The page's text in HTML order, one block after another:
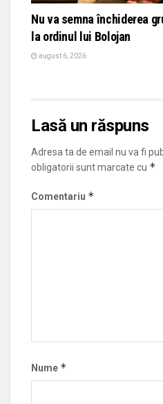
Nu va semna închiderea
la ordinul lui Bolojan
august 6, 2026
Lasă un răspuns
Adresa ta de email nu va fi
obligatorii sunt marcate cu *
Comentariu *
Nume *